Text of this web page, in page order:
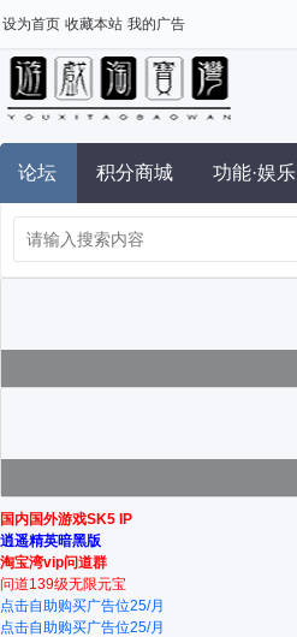
设为首页 收藏本站 我的广告
论坛 积分商城 功能·娱乐
国内国外游戏SK5 IP
逍遥精英暗黑版
淘宝湾vip问道群
问道139级无限元宝
点击自助购买广告位25/月
点击自助购买广告位25/月